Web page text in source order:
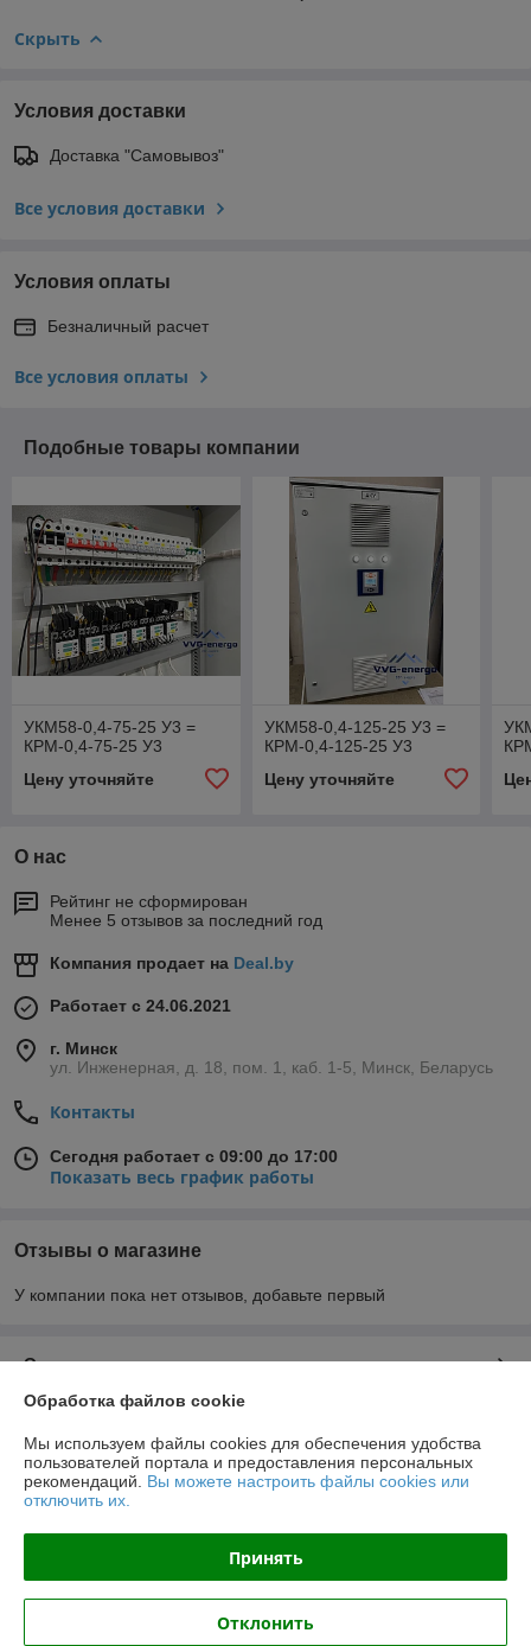
Скрыть
Условия доставки
Доставка "Самовывоз"
Все условия доставки
Условия оплаты
Безналичный расчет
Все условия оплаты
Подобные товары компании
УКМ58-0,4-75-25 У3 =
КРМ-0,4-75-25 У3
Цену уточняйте
УКМ58-0,4-125-25 У3 =
КРМ-0,4-125-25 У3
Цену уточняйте
О нас
Рейтинг не сформирован
Менее 5 отзывов за последний год
Компания продает на Deal.by
Работает с 24.06.2021
г. Минск
ул. Инженерная, д. 18, пом. 1, каб. 1-5, Минск, Беларусь
Контакты
Сегодня работает с 09:00 до 17:00
Показать весь график работы
Отзывы о магазине
У компании пока нет отзывов, добавьте первый
О нас
Доставка и оплата
График работы
Полная версия сайта
Обработка файлов cookie
Мы используем файлы cookies для обеспечения удобства
пользователей портала и предоставления персональных
рекомендаций. Вы можете настроить файлы cookies или
отключить их.
Принять
Отклонить